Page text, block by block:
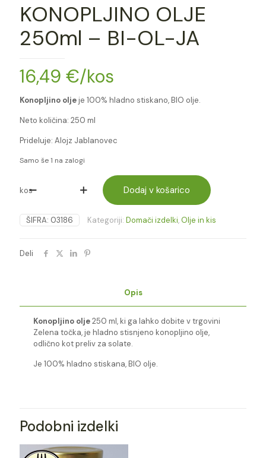
KONOPLJINO OLJE
250ml – BI-OL-JA
16,49 €/kos
Konopljino oljeje 100% hladno stiskano, BIO olje.
Neto količina: 250 ml
Prideluje: Alojz Jablanovec
Samo še 1 na zalogi
KONOPLJINO
250ml
-
JA
kos Dodaj v košarico
ŠIFRA: 03186 Kategoriji: Domači izdelki, Olje in kis
Deli
Opis
Konopljino olje250 ml, ki ga lahko dobite v trgovini
Zelena točka, je hladno stisnjeno konopljino olje,
odlično kot preliv za solate.
Je 100% hladno stiskana, BIO olje.
Podobni izdelki